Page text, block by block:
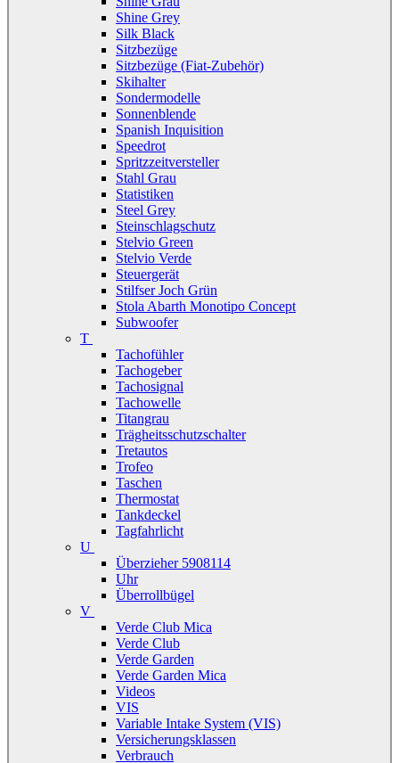
Shine Grey
Silk Black
Sitzbezüge
Sitzbezüge (Fiat-Zubehör)
Skihalter
Sondermodelle
Sonnenblende
Spanish Inquisition
Speedrot
Spritzzeitversteller
Stahl Grau
Statistiken
Steel Grey
Steinschlagschutz
Stelvio Green
Stelvio Verde
Steuergerät
Stilfser Joch Grün
Stola Abarth Monotipo Concept
Subwoofer
T
Tachofühler
Tachogeber
Tachosignal
Tachowelle
Titangrau
Trägheitsschutzschalter
Tretautos
Trofeo
Taschen
Thermostat
Tankdeckel
Tagfahrlicht
U
Überzieher 5908114
Uhr
Überrollbügel
V
Verde Club Mica
Verde Club
Verde Garden
Verde Garden Mica
Videos
VIS
Variable Intake System (VIS)
Versicherungsklassen
Verbrauch